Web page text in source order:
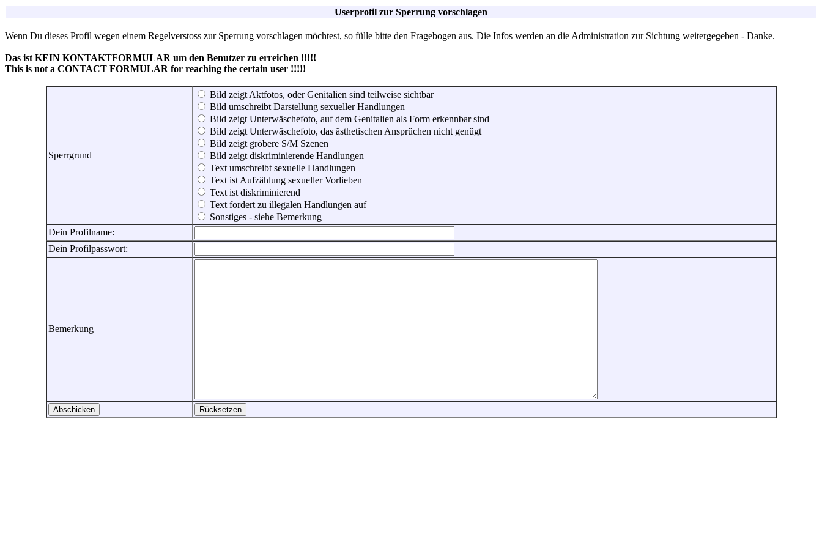
Userprofil zur Sperrung vorschlagen
Wenn Du dieses Profil wegen einem Regelverstoss zur Sperrung vorschlagen möchtest, so fülle bitte den Fragebogen aus. Die Infos werden an die Administration zur Sichtung weitergegeben - Danke.
Das ist KEIN KONTAKTFORMULAR um den Benutzer zu erreichen !!!!!
This is not a CONTACT FORMULAR for reaching the certain user !!!!!
Sperrgrund
Bild zeigt Aktfotos, oder Genitalien sind teilweise sichtbar
Bild umschreibt Darstellung sexueller Handlungen
Bild zeigt Unterwäschefoto, auf dem Genitalien als Form erkennbar sind
Bild zeigt Unterwäschefoto, das ästhetischen Ansprüchen nicht genügt
Bild zeigt gröbere S/M Szenen
Bild zeigt diskriminierende Handlungen
Text umschreibt sexuelle Handlungen
Text ist Aufzählung sexueller Vorlieben
Text ist diskriminierend
Text fordert zu illegalen Handlungen auf
Sonstiges - siehe Bemerkung
Dein Profilname:
Dein Profilpasswort:
Bemerkung